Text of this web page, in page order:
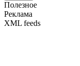
Полезное
Реклама
XML feeds